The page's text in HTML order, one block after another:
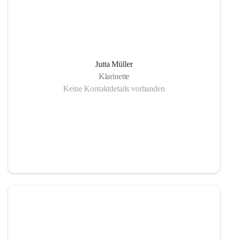
Jutta Müller
Klarinette
Keine Kontaktdetails vorhanden